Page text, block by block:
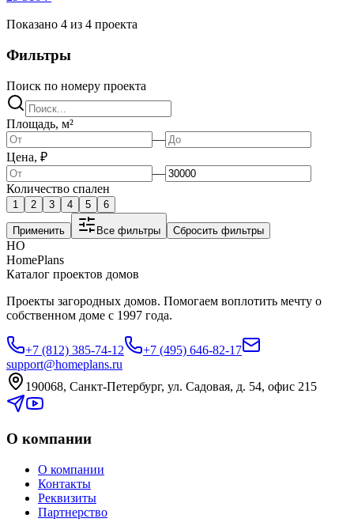
Показано 4 из 4 проекта
Фильтры
Поиск по номеру проекта
Площадь, м²
—
Цена, ₽
—
Количество спален
1 2 3 4 5 6
Применить Все фильтры Сбросить фильтры
HO
HomePlans
Каталог проектов домов
Проекты загородных домов. Помогаем воплотить мечту о
собственном доме с 1997 года.
+7 (812) 385-74-12
+7 (495) 646-82-17
support@homeplans.ru
190068, Санкт-Петербург, ул. Садовая, д. 54, офис 215
О компании
О компании
Контакты
Реквизиты
Партнерство